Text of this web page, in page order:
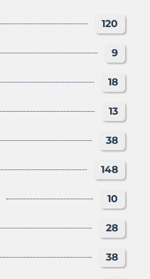
120
9
18
13
38
148
10
28
38